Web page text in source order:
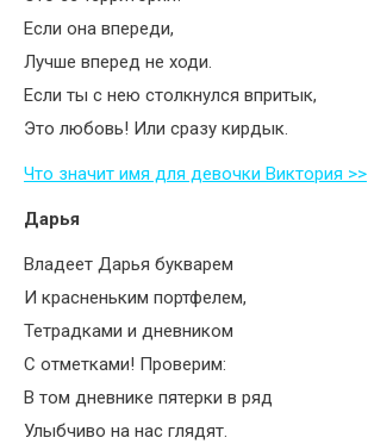
Если она впереди,
Лучше вперед не ходи.
Если ты с нею столкнулся впритык,
Это любовь! Или сразу кирдык.
Что значит имя для девочки Виктория >>
Дарья
Владеет Дарья букварем
И красненьким портфелем,
Тетрадками и дневником
С отметками! Проверим:
В том дневнике пятерки в ряд
Улыбчиво на нас глядят.